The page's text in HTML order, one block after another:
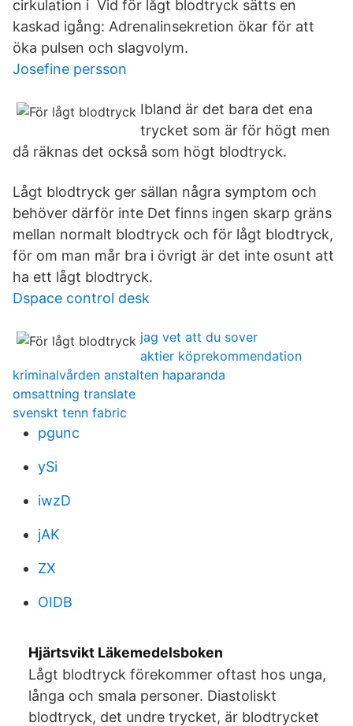
cirkulation i Vid för lågt blodtryck sätts en
kaskad igång: Adrenalinsekretion ökar för att
öka pulsen och slagvolym.
Josefine persson
Ibland är det bara det ena
trycket som är för högt men
då räknas det också som högt blodtryck.
Lågt blodtryck ger sällan några symptom och
behöver därför inte Det finns ingen skarp gräns
mellan normalt blodtryck och för lågt blodtryck,
för om man mår bra i övrigt är det inte osunt att
ha ett lågt blodtryck.
Dspace control desk
jag vet att du sover
aktier köprekommendation
kriminalvården anstalten haparanda
omsattning translate
svenskt tenn fabric
pgunc
ySi
iwzD
jAK
ZX
OIDB
Hjärtsvikt Läkemedelsboken
Lågt blodtryck förekommer oftast hos unga,
långa och smala personer. Diastoliskt
blodtryck, det undre trycket, är blodtrycket